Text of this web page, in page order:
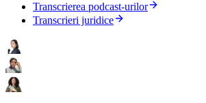
Transcrierea podcast-urilor
Transcrieri juridice